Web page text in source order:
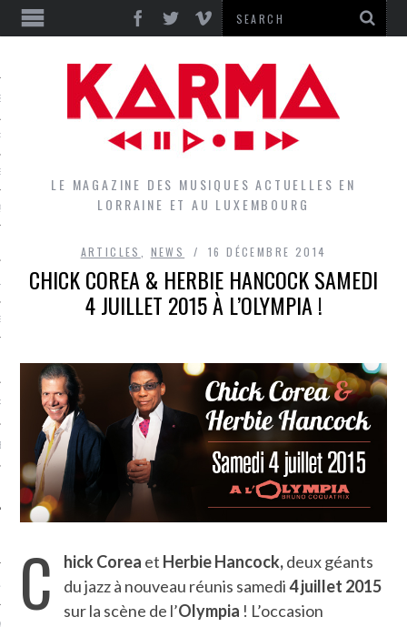
GROUPES DU LOCAL
LE MAGAZINE DES MUSIQUES ACTUELLES EN
LORRAINE ET AU LUXEMBOURG
ARTICLES NEWS 16 DÉCEMBRE 2014
CHICK COREA & HERBIE HANCOCK SAMEDI
C hick Corea et Herbie Hancock,deux géants
du jazz à nouveau réunis samedi4 juillet 2015
sur la scène de l’Olympia ! L’occasion